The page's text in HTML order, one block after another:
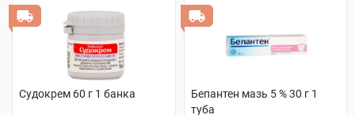
Судокрем 60 г 1 банка
Бепантен мазь 5 % 30 г 1
туба